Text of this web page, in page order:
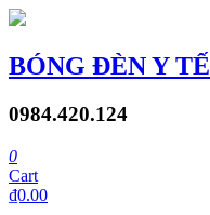
BÓNG ĐÈN Y TẾ
0984.420.124
0
Cart
₫0.00